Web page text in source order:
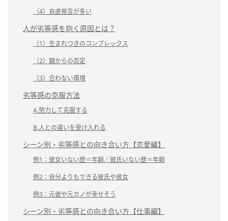
（4）自虐発言が多い
人が劣等感を抱く原因とは？
（1）生まれつきのコンプレックス
（2）親からの否定
（3）合わない環境
劣等感の克服方法
A.努力して克服する
B.人との違いを受け入れる
シーン別・劣等感との向き合い方【恋愛編】
例1：彼女いない歴＝年齢／彼氏いない歴＝年齢
例2：自分よりもできる彼氏や彼女
例3：元彼や元カノが幸せそう
シーン別・劣等感との向き合い方【仕事編】